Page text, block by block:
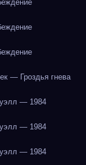
— Гроздья гнева
— 1984
— 1984
— 1984